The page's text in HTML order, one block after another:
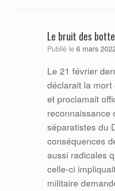
Le bruit des
Publié le 6 mars
Le 21 février
déclarait la
et proclamait
reconnaissance
séparatistes du
conséquences
aussi radicales
celle-ci
militaire